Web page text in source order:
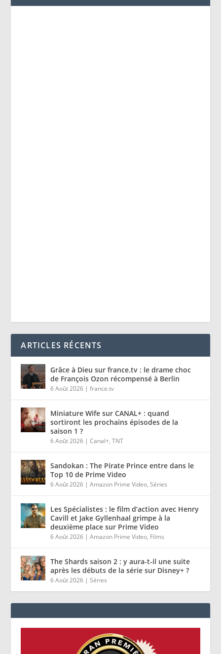
ARTICLES RÉCENTS
Grâce à Dieu sur france.tv : le drame choc
de François Ozon récompensé à Berlin
6 Août 2026 |france.tv
Miniature Wife sur CANAL+ : quand
sortiront les prochains épisodes de la
saison 1 ?
6 Août 2026 |Canal+,TNT
Sandokan : The Pirate Prince entre dans le
Top 10 de Prime Video
6 Août 2026 |Amazon Prime Video,Séries
Les Spécialistes : le film d’action avec Henry
Cavill et Jake Gyllenhaal grimpe à la
deuxième place sur Prime Video
6 Août 2026 |Amazon Prime Video, Films
The Shards saison 2 : y aura-t-il une suite
après les débuts de la série sur Disney+ ?
6 Août 2026 |Séries